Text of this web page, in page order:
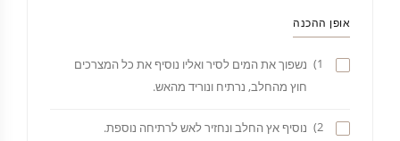
אופן ההכנה
1)
נשפוך את המים לסיר ואליו נוסיף את כל המצרכים
חוץ מהחלב, נרתיח ונוריד מהאש.
2) נוסיף אץ החלב ונחזיר לאש לרתיחה נוספת.